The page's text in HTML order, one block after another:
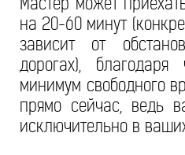
на 20-60 минут
зависит от
дорогах),
минимум свободного
прямо сейчас, ведь
исключительно в